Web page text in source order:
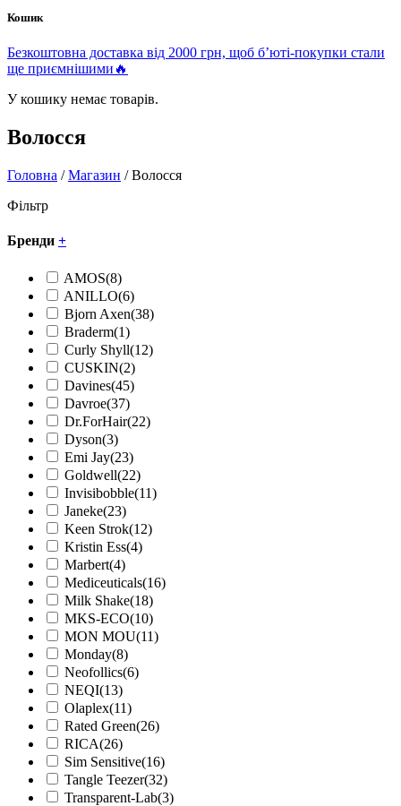
Кошик
Безкоштовна доставка від 2000 грн, щоб б’юті-покупки стали
ще приємнішими🔥
У кошику немає товарів.
Волосся
Головна /Магазин / Волосся
Фільтр
Бренди +
AMOS(8)
ANILLO(6)
Bjorn Axen(38)
Braderm(1)
Curly Shyll(12)
CUSKIN(2)
Davines(45)
Davroe(37)
Dr.ForHair(22)
Dyson(3)
Emi Jay(23)
Goldwell(22)
Invisibobble(11)
Janeke(23)
Keen Strok(12)
Kristin Ess(4)
Marbert(4)
Mediceuticals(16)
Milk Shake(18)
MKS-ECO(10)
MON MOU(11)
Monday(8)
Neofollics(6)
NEQI(13)
Olaplex(11)
Rated Green(26)
RICA(26)
Sim Sensitive(16)
Tangle Teezer(32)
Transparent-Lab(3)